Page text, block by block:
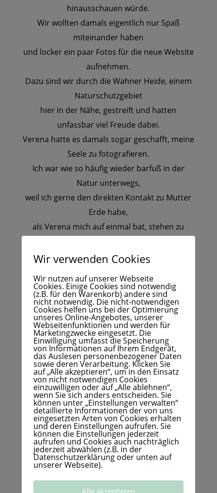
hinausschauen würde.
Wir wollten damals eigentlich nur Spaß
miteinander haben
und locker ein paar Fotos für die neue Website
aufnehmen.
Dazu sind wir durch die Wahner Heide, einem
Naturschutzgebiet
hier in der Nähe, gestreift und hatten
unfassbar viel Freude dabei.
Verena hatte es damals sogar geschafft, meine
Seele zu fotografieren.
Ich war wie so häufig wieder barfuß in der
Natur unterwegs,
weil ich gerne den direkten Kontakt zu Mutter
Erde habe,
als Verena mich auf einmal bat, stehen zu
meine Augen zu schließen und tief in meinen
Ich spürte in diesem Moment die tiefe
Verbindung mit der Erde so,
als würden Wurzeln aus meinen Füßen in sie
hineinwachsen.
Dabei ist dieses Foto entstanden.
Wir verwenden Cookies
Wir nutzen auf unserer Webseite
Cookies. Einige Cookies sind notwendig
(z.B. für den Warenkorb) andere sind
nicht notwendig. Die nicht-notwendigen
Cookies helfen uns bei der Optimierung
unseres Online-Angebotes, unserer
Webseitenfunktionen und werden für
Marketingzwecke eingesetzt. Die
Einwilligung umfasst die Speicherung
von Informationen auf Ihrem Endgerät,
das Auslesen personenbezogener Daten
sowie deren Verarbeitung. Klicken Sie
auf „Alle akzeptieren“, um in den Einsatz
von nicht notwendigen Cookies
einzuwilligen oder auf „Alle ablehnen“,
wenn Sie sich anders entscheiden. Sie
können unter „Einstellungen verwalten“
detaillierte Informationen der von uns
eingesetzten Arten von Cookies erhalten
und deren Einstellungen aufrufen. Sie
können die Einstellungen jederzeit
aufrufen und Cookies auch nachträglich
jederzeit abwählen (z.B. in der
Datenschutzerklärung oder unten auf
unserer Webseite).
Alle akzeptieren